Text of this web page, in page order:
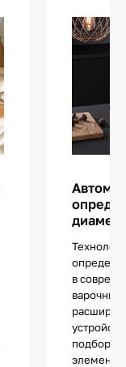
в
варочных
подбор
элементы